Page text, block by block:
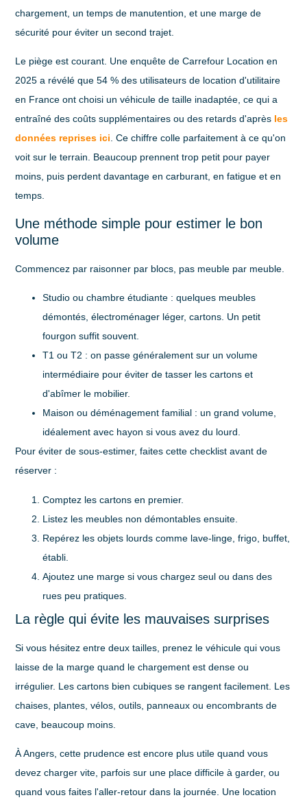
chargement , untemps de manutention , et une marge de
sécurité pour éviter un second trajet.
Le piège est courant. Une enquête de Carrefour Location en
2025 a révélé que 54 % des utilisateurs de location d'utilitaire
en France ont choisi un véhicule de taille inadaptée, ce qui a
entraîné des coûts supplémentaires ou des retards d'après les
données reprises ici. Ce chiffre colle parfaitement à ce qu'on
voit sur le terrain. Beaucoup prennent trop petit pour payer
moins, puis perdent davantage en carburant, en fatigue et en
temps.
Une méthode simple pour estimer le bon
volume
Commencez par raisonner par blocs, pas meuble par meuble.
Studio ou chambre étudiante : quelques meubles
démontés, électroménager léger, cartons. Un petit
fourgon suffit souvent.
T1 ou T2 : on passe généralement sur un volume
intermédiaire pour éviter de tasser les cartons et
d'abîmer le mobilier.
Maison ou déménagement familial : un grand volume,
idéalement avec hayon si vous avez du lourd.
Pour éviter de sous-estimer, faites cette checklist avant de
réserver :
Comptez les cartons en premier.
Listez les meubles non démontables ensuite.
Repérez les objets lourds comme lave-linge, frigo, buffet,
établi.
Ajoutez une marge si vous chargez seul ou dans des
rues peu pratiques.
La règle qui évite les mauvaises surprises
Si vous hésitez entre deux tailles, prenez le véhicule qui vous
laisse de la marge quand le chargement est dense ou
irrégulier. Les cartons bien cubiques se rangent facilement. Les
chaises, plantes, vélos, outils, panneaux ou encombrants de
cave, beaucoup moins.
À Angers, cette prudence est encore plus utile quand vous
devez charger vite, parfois sur une place difficile à garder, ou
quand vous faites l'aller-retour dans la journée. Une location